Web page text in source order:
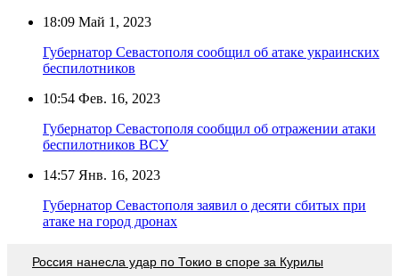
18:09 Май 1, 2023
Губернатор Севастополя сообщил об атаке украинских
беспилотников
10:54 Фев. 16, 2023
Губернатор Севастополя сообщил об отражении атаки
беспилотников ВСУ
14:57 Янв. 16, 2023
Губернатор Севастополя заявил о десяти сбитых при
атаке на город дронах
Россия нанесла удар по Токио в споре за Курилы